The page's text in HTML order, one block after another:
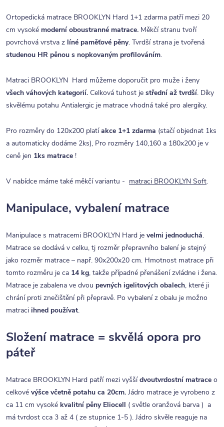
Ortopedická matrace BROOKLYN Hard 1+1 zdarma patří mezi 20
cm vysoké moderní oboustranné matrace. Měkčí stranu tvoří
povrchová vrstva z líné paměťové pěny. Tvrdší strana je tvořená
studenou HR pěnou s nopkovaným profilováním.
Matraci BROOKLYN Hard můžeme doporučit pro muže i ženy
všech váhových kategorií. Celková tuhost je střední až tvrdší. Díky
skvělému potahu Antialergic je matrace vhodná také pro alergiky.
Pro rozměry do 120x200 platíakce 1+1 zdarma (stačí objednat 1ks
a automaticky dodáme 2ks), Pro rozměry 140,160 a 180x200 je v
ceně jen 1ks matrace !
V nabídce máme také měkčí variantu - matraci BROOKLYN Soft.
Manipulace, vybalení matrace
Manipulace s matracemi BROOKLYN Hard je velmi jednoduchá.
Matrace se dodává v celku, tj rozměr přepravního balení je stejný
jako rozměr matrace – např. 90x200x20 cm. Hmotnost matrace při
tomto rozměru je ca 14 kg, takže případné přenášení zvládne i žena.
Matrace je zabalena ve dvou pevných igelitových obalech, které ji
chrání proti znečištění při přepravě. Po vybalení z obalu je možno
matraci ihned používat.
Složení matrace = skvělá opora pro
páteř
Matrace BROOKLYN Hard patří mezi vyššídvoutvrdostní matrace o
celkové výšce včetně potahu ca 20cm. Jádro matrace je vyrobeno z
ca 11 cm vysoké kvalitní pěny Eliocell ( světle oranžová barva ) a
má tvrdost cca 3 až 4 ( ze stupnice 1-5 ). Jádro skvěle reaguje na